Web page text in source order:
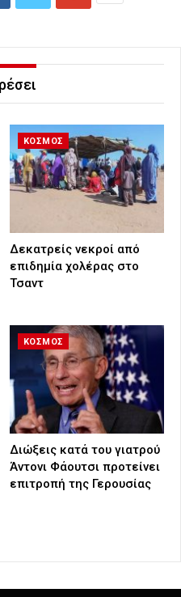
ΚΟΣΜΟΣ
Δεκατρείς νεκροί από
επιδημία χολέρας στο
Τσαντ
ΚΟΣΜΟΣ
Διώξεις κατά του γιατρού
Άντονι Φάουτσι προτείνει
επιτροπή της Γερουσίας